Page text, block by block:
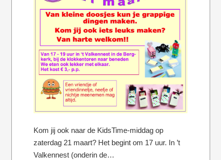
Kom jij ook naar de KidsTime-middag op
zaterdag 21 maart? Het begint om 17 uur. In ’t
Valkennest (onderin de…